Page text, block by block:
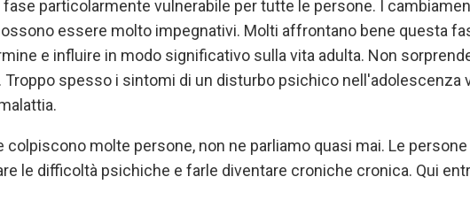
particolarmente vulnerabile per tutte le persone. I
essere molto impegnativi. Molti affrontano bene questa
e influire in modo significativo sulla vita adulta. Non
Troppo spesso i sintomi di un disturbo psichico
molte persone, non ne parliamo quasi mai. Le
le difficoltà psichiche e farle diventare croniche cronica. Qui